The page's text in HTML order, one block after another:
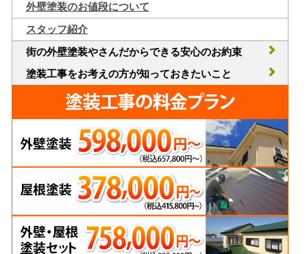
外壁塗装のお値段について
スタッフ紹介
街の外壁塗装やさんだからできる安心のお約束
塗装工事をお考えの方が知っておきたいこと